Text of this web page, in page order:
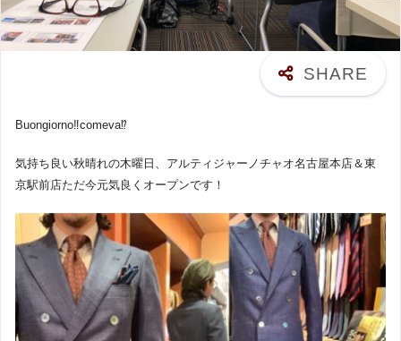
Buongiorno‼︎comeva⁉︎
気持ち良い秋晴れの木曜日、アルティジャーノチャオ名古屋本店＆東
京駅前店ただ今元気良くオープンです！